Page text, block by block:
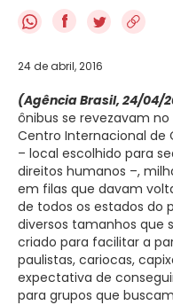
f
24 de abril, 2016
(Agência Brasil, 24/04/
ônibus se revezavam
Centro Internacional de
– local escolhido para
direitos humanos –,
em filas que davam
de todos os estados do
diversos tamanhos que
criado para facilitar a
paulistas, cariocas,
expectativa de
para grupos que